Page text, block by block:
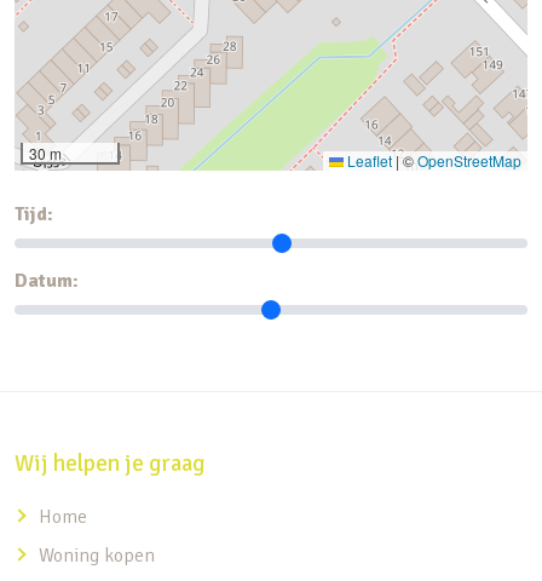
30 m Leaflet | ©OpenStreetMap
Tijd:
Datum:
Wij helpen je graag
Home
Woning kopen